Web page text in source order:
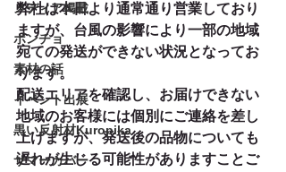
メディア掲載
ポンチョ
素材の話
イベント出展
黒い反射材Kuropika
サマーカバー
弊社は本日より通常通り営業しており
ますが、台風の影響により一部の地域
宛ての発送ができない状況となってお
ります。
配送エリアを確認し、お届けできない
地域のお客様には個別にご連絡を差し
上げますが、発送後の品物についても
遅れが生じる可能性がありますことご